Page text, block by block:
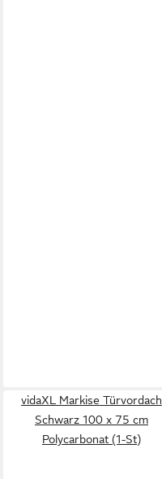
vidaXL Markise Türvordach
Schwarz 100 x 75 cm
Polycarbonat (1-St)